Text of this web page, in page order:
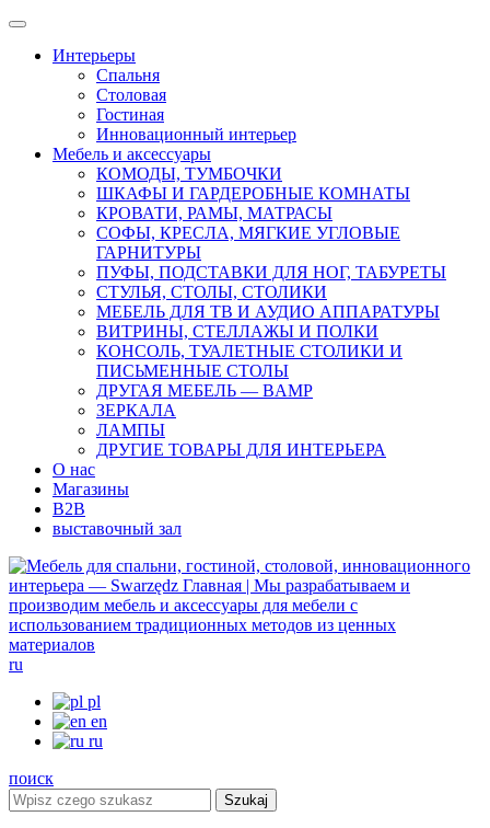
Интерьеры
Cпальня
Cтоловая
Гостиная
Инновационный интерьер
Мебель и аксессуары
КОМОДЫ, ТУМБОЧКИ
ШКАФЫ И ГАРДЕРОБНЫЕ КОМНАТЫ
КРОВАТИ, РАМЫ, МАТРАСЫ
СОФЫ, КРЕСЛА, МЯГКИЕ УГЛОВЫЕ
ГАРНИТУРЫ
ПУФЫ, ПОДСТАВКИ ДЛЯ НОГ, ТАБУРЕТЫ
СТУЛЬЯ, СТОЛЫ, СТОЛИКИ
МЕБЕЛЬ ДЛЯ ТВ И АУДИО АППАРАТУРЫ
ВИТРИНЫ, СТЕЛЛАЖЫ И ПОЛКИ
КОНСОЛЬ, ТУАЛЕТНЫЕ СТОЛИКИ И
ПИСЬМЕННЫЕ СТОЛЫ
ДРУГАЯ МЕБЕЛЬ — BAMP
ЗЕРКАЛА
ЛАМПЫ
ДРУГИЕ ТОВАРЫ ДЛЯ ИНТЕРЬЕРА
О нас
Mагазины
B2B
выставочный зал
ru
pl
en
ru
поиск
Szukaj